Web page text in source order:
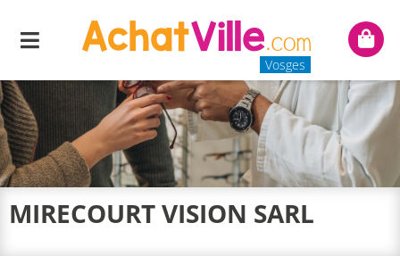
Menu
Vosges
Mon
MIRECOURT VISION SARL